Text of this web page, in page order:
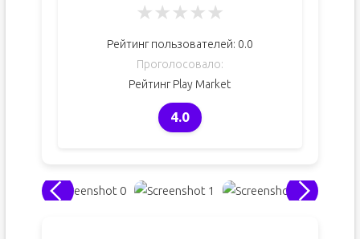
★★★★★
Рейтинг пользователей: 0.0
Проголосовало:
Рейтинг Play Market
4.0